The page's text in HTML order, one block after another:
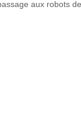
aux robots